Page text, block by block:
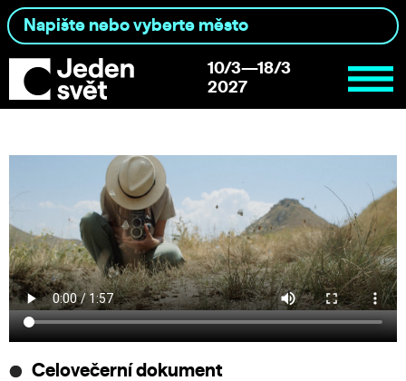
10/3—18/3
2027
Celovečerní dokument